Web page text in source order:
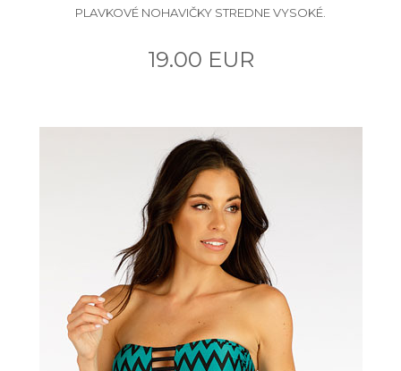
PLAVKOVÉ NOHAVIČKY STREDNE VYSOKÉ.
19.00 EUR